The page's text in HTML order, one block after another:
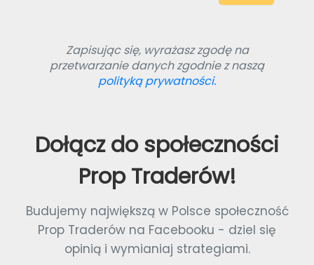
Zapisując się, wyrażasz zgodę na
przetwarzanie danych zgodnie z naszą
polityką prywatności.
Dołącz do społeczności
Prop Traderów!
Budujemy największą w Polsce społeczność
Prop Traderów na Facebooku - dziel się
opinią i wymianiaj strategiami.